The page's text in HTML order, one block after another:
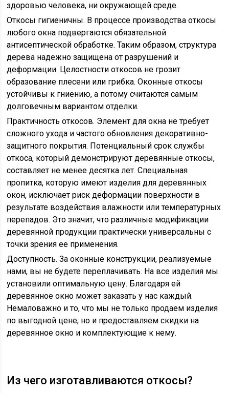
здоровью человека, ни окружающей среде.
Откосы гигиеничны. В процессе производства откосы
любого окна подвергаются обязательной
антисептической обработке. Таким образом, структура
дерева надежно защищена от разрушений и
деформации. Целостности откосов не грозит
образование плесени или грибка. Оконные откосы
устойчивы к гниению, а потому считаются самым
долговечным вариантом отделки.
Практичность откосов. Элемент для окна не требует
сложного ухода и частого обновления декоративно-
защитного покрытия. Потенциальный срок службы
откоса, который демонстрируют деревянные откосы,
составляет не менее десятка лет. Специальная
пропитка, которую имеют изделия для деревянных
окон, исключает риск деформации поверхности в
результате воздействия влажности или температурных
перепадов. Это значит, что различные модификации
деревянной продукции практически универсальны с
точки зрения ее применения.
Доступность. За оконные конструкции, реализуемые
нами, вы не будете переплачивать. На все изделия мы
установили оптимальную цену. Благодаря ей
деревянное окно может заказать у нас каждый.
Немаловажно и то, что мы не только продаем изделия
по выгодной цене, но и предоставляем скидки на
деревянное окно и комплектующие к нему.
Из чего изготавливаются откосы?